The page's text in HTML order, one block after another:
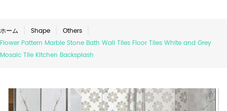
ホーム Shape
Others
Flower Pattern Marble Stone Bath Wall Tiles Floor Tiles White and Grey
Mosaic Tile Kitchen Backsplash